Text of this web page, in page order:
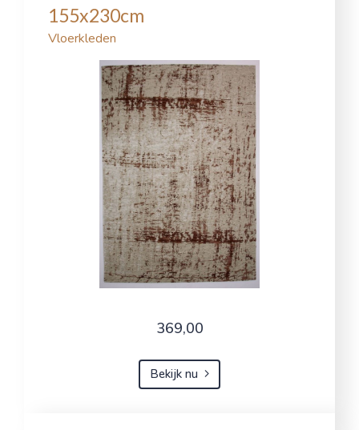
155x230cm
Vloerkleden
369,00
Bekijk nu